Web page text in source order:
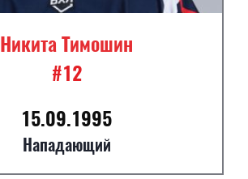
Никита Тимошин
#12
15.09.1995
Нападающий